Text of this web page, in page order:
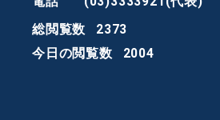
総閲覧数
2373
今日の閲覧数
2004